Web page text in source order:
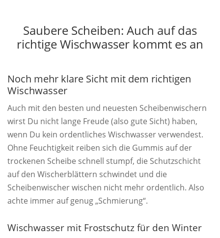
Saubere Scheiben: Auch auf das
richtige Wischwasser kommt es an
Noch mehr klare Sicht mit dem richtigen
Wischwasser
Auch mit den besten und neuesten Scheibenwischern
wirst Du nicht lange Freude (also gute Sicht) haben,
wenn Du kein ordentliches Wischwasser verwendest.
Ohne Feuchtigkeit reiben sich die Gummis auf der
trockenen Scheibe schnell stumpf, die Schutzschicht
auf den Wischerblättern schwindet und die
Scheibenwischer wischen nicht mehr ordentlich. Also
achte immer auf genug „Schmierung“.
Wischwasser mit Frostschutz für den Winter